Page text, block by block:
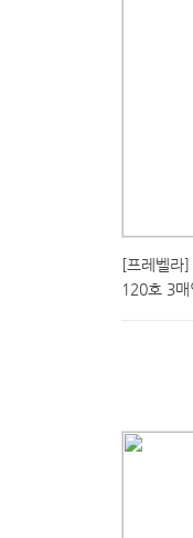
[프레벨라]
120호 3매